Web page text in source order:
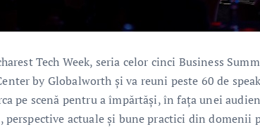
Tech Week, seria celor cinci Business
by Globalworth și va reuni peste 60 de
pe scenă pentru a împărtăși, în fața unei
perspective actuale și bune practici din